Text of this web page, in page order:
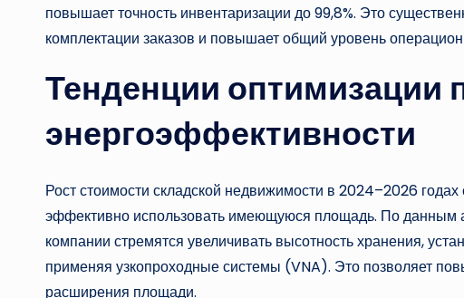
повышает точность инвентаризации до 99,8%. Это
комплектации заказов и повышает общий уровень
Тенденции оптимизации
энергоэффективности
Рост стоимости складской недвижимости в 2024–2026
эффективно использовать имеющуюся площадь. По данным
компании стремятся увеличивать высотность хранения,
применяя узкопроходные системы (VNA). Это позволяет
расширения площади.